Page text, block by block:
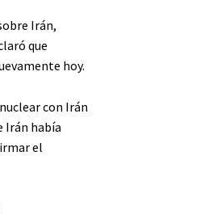
Irán,
que
hoy.
con Irán
Irán había
el